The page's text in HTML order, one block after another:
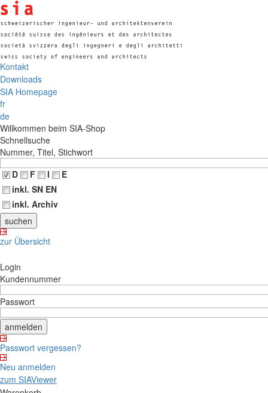
Kontakt
Downloads
SIA Homepage
fr
de
Willkommen beim SIA-Shop
Schnellsuche
Nummer, Titel, Stichwort
D
F I
E
inkl. SN EN
inkl. Archiv
zur Übersicht
Login
Kundennummer
Passwort
Passwort vergessen?
Neu anmelden
zum SIAViewer